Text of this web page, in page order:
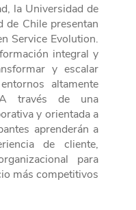
la Universidad de
de Chile presentan
Service Evolution.
integral y
y escalar
altamente
través de una
y orientada a
aprenderán a
de cliente,
para
más competitivos